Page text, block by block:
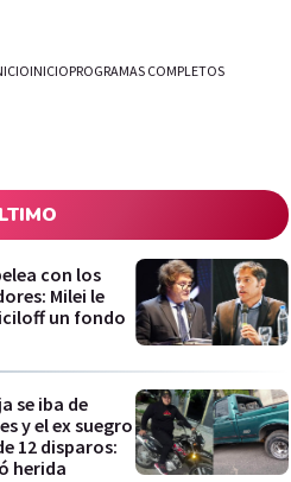
INICIOPROGRAMAS COMPLETOS
con los
Milei le
un fondo
se iba de
y el ex suegro
12 disparos:
herida